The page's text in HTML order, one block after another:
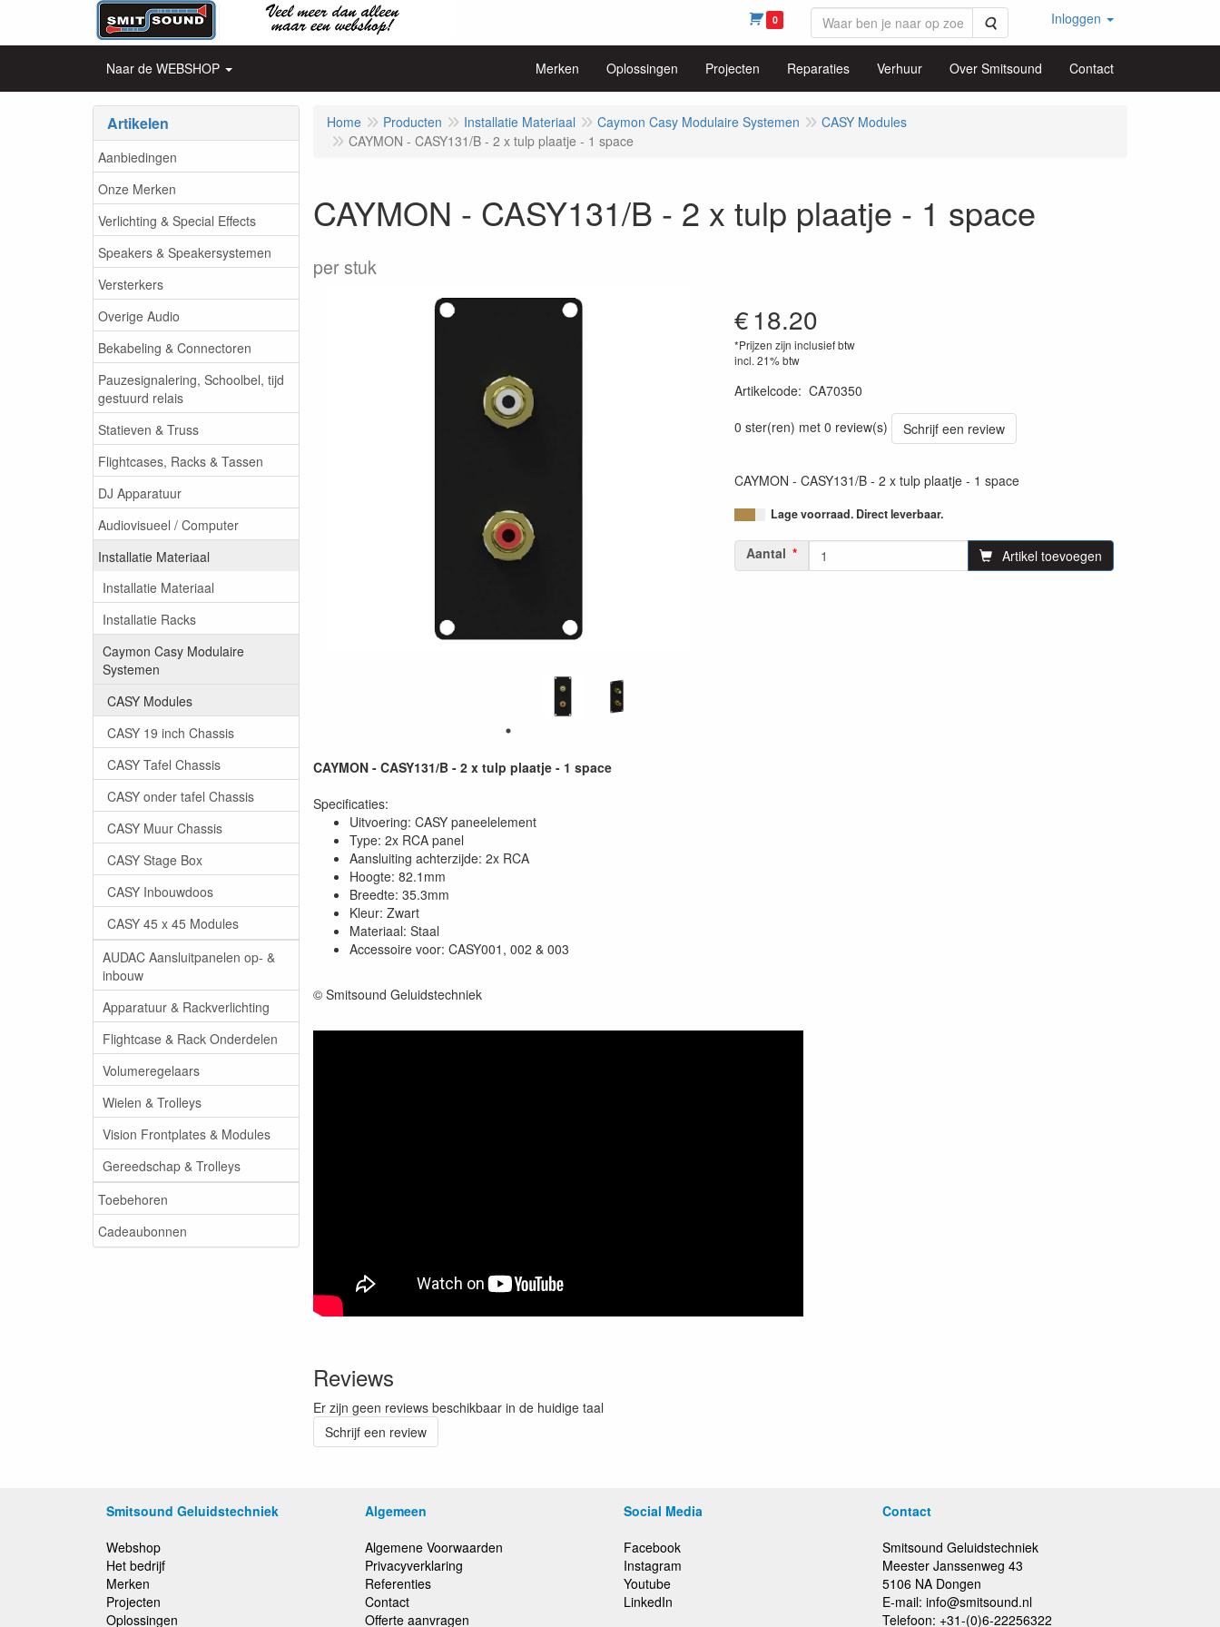
0 Zoeken Inloggen
Naar de WEBSHOP Merken Oplossingen Projecten Reparaties Verhuur Over Smitsound Contact
Artikelen
Aanbiedingen
Onze Merken
Verlichting & Special Effects
Speakers & Speakersystemen
Versterkers
Overige Audio
Bekabeling & Connectoren
Pauzesignalering, Schoolbel, tijd
gestuurd relais
Statieven & Truss
Flightcases, Racks & Tassen
DJ Apparatuur
Audiovisueel / Computer
Installatie Materiaal
Installatie Materiaal
Installatie Racks
Caymon Casy Modulaire
Systemen
CASY Modules
CASY 19 inch Chassis
CASY Tafel Chassis
CASY onder tafel Chassis
CASY Muur Chassis
CASY Stage Box
CASY Inbouwdoos
CASY 45 x 45 Modules
AUDAC Aansluitpanelen op- &
inbouw
Apparatuur & Rackverlichting
Flightcase & Rack Onderdelen
Volumeregelaars
Wielen & Trolleys
Vision Frontplates & Modules
Gereedschap & Trolleys
Toebehoren
Cadeaubonnen
Home Producten Installatie Materiaal Caymon Casy Modulaire Systemen
CASY Modules
CAYMON - CASY131/B - 2 x tulp plaatje - 1 space
CAYMON - CASY131/B - 2 x tulp plaatje - 1 space
per stuk
€18.20
*Prijzen zijn inclusief btw
incl. 21% btw
Artikelcode: CA70350
0 ster(ren) met 0 review(s)
Schrijf een review
CAYMON - CASY131/B - 2 x tulp plaatje - 1 space
Lage voorraad. Direct leverbaar.
Aantal Artikel toevoegen
CAYMON - CASY131/B - 2 x tulp plaatje - 1 space
Specificaties:
Uitvoering: CASY paneelelement
Type: 2x RCA panel
Aansluiting achterzijde: 2x RCA
Hoogte: 82.1mm
Breedte: 35.3mm
Kleur: Zwart
Materiaal: Staal
Accessoire voor: CASY001, 002 & 003
© Smitsound Geluidstechniek
Reviews
Er zijn geen reviews beschikbaar in de huidige taal
Schrijf een review
Smitsound Geluidstechniek
Webshop
Het bedrijf
Merken
Projecten
Oplossingen
Algemeen
Algemene Voorwaarden
Privacyverklaring
Referenties
Contact
Offerte aanvragen
Social Media
Facebook
Instagram
Youtube
LinkedIn
Contact
Smitsound Geluidstechniek
Meester Janssenweg 43
5106 NA Dongen
E-mail: info@smitsound.nl
Telefoon: +31-(0)6-22256322